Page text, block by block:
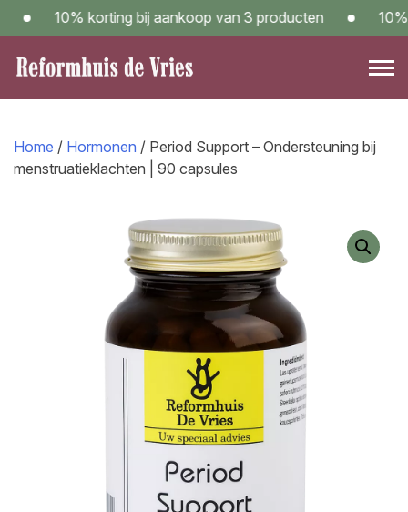
Skip
to
content
10% korting bij aankoop van 3 producten 10%
Home / Hormonen / Period Support – Ondersteuning bij
menstruatieklachten | 90 capsules